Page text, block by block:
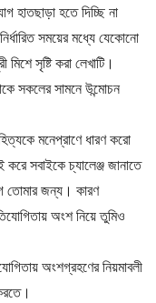
হাতছাড়া হতে দিচ্ছি না
সময়ের মধ্যে যেকোনো
সৃষ্টি করা লেখাটি।
সকলের সামনে উন্মোচন
মনেপ্রাণে ধারণ করো
করে সবাইকে চ্যালেঞ্জ জানাতে
তোমার জন্য। কারণ
অংশ নিয়ে তুমিও
অংশগ্রহণের নিয়মাবলী